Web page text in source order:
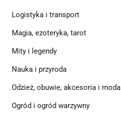
Logistyka i transport
Magia, ezoteryka, tarot
Mity i legendy
Nauka i przyroda
Odzież, obuwie, akcesoria i moda
Ogród i ogród warzywny